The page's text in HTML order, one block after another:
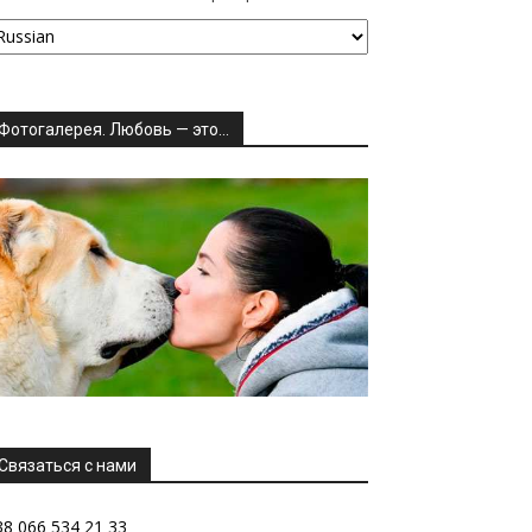
Любовь — это…
с нами
066 534 21 33